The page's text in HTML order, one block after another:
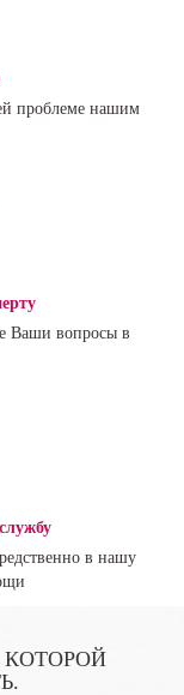
проблеме нашим
Ваши вопросы в
в нашу